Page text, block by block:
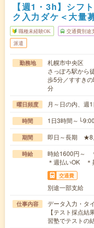
【週1・3h】シフ
ク入力ダケ＜大量
職種未経験OK 交通費別途
派遣
勤務地
札幌市中央区
さっぽろ駅から
歩5分／すすき
分
曜日頻度 月～日の内、週
時間 1日3時間～
期間 即日～長期 ★8
時給
時給1600円～
＊週払いOK ＊
交通費
別途一部支給
仕事内容
データ入力・タ
【テスト採点
習塾でテストの